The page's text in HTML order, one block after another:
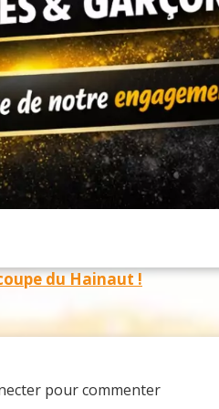
du Hainaut !
pour commenter